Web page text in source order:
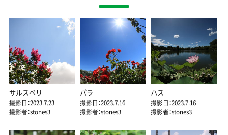
サルスベリ
撮影日：2023.7.23
撮影者：stones3
バラ
撮影日：2023.7.16
撮影者：stones3
ハス
撮影日：2023.7.16
撮影者：stones3